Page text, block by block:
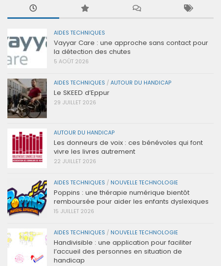
AIDES TECHNIQUES
Vayyar Care : une approche sans contact pour
la détection des chutes
5 AOÛT 2026
AIDES TECHNIQUES / AUTOUR DU HANDICAP
Le SKEED d’Eppur
29 JUILLET 2026
AUTOUR DU HANDICAP
Les donneurs de voix : ces bénévoles qui font
vivre les livres autrement
22 JUILLET 2026
AIDES TECHNIQUES / NOUVELLE TECHNOLOGIE
Poppins : une thérapie numérique bientôt
remboursée pour aider les enfants dyslexiques
15 JUILLET 2026
AIDES TECHNIQUES / NOUVELLE TECHNOLOGIE
Handivisible : une application pour faciliter
l’accueil des personnes en situation de
handicap